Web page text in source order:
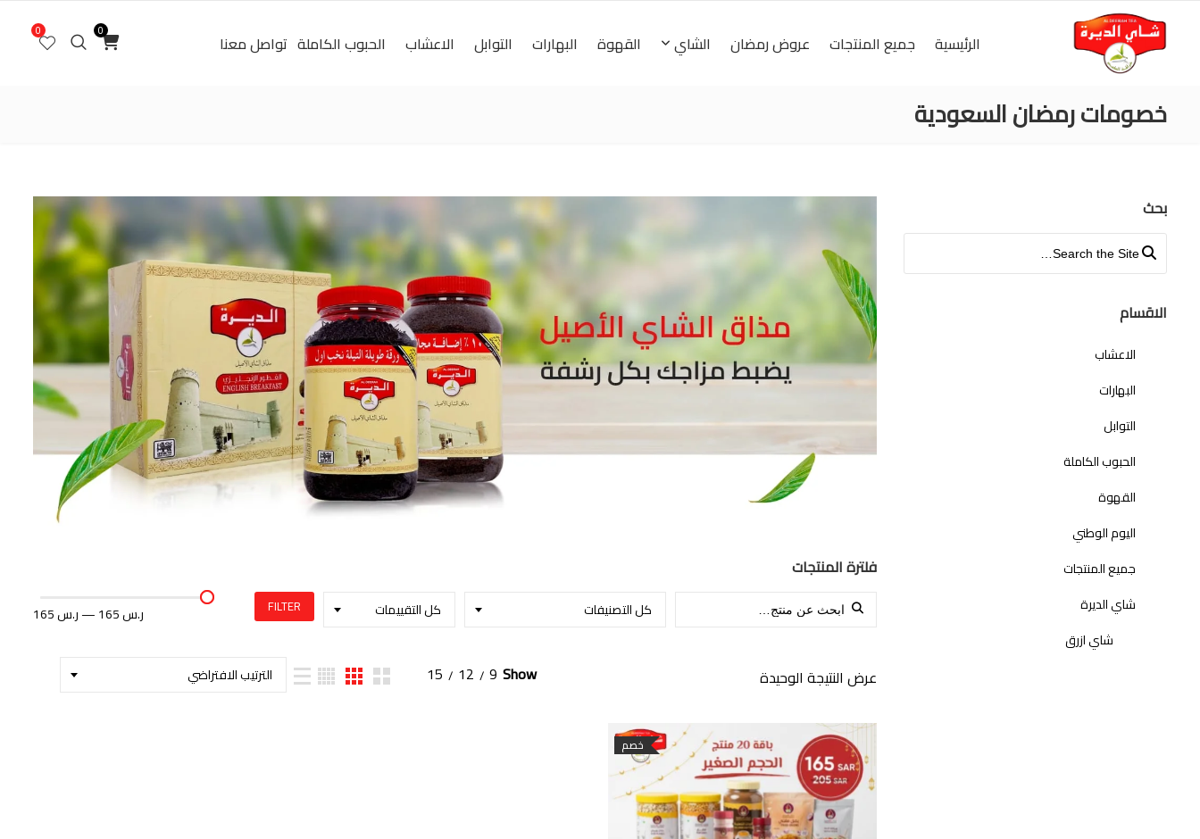
الرئيسية جميع المنتجات عروض رمضان الشاي القهوة البهارات التوابل الاعشاب الحبوب الكاملة تواصل معنا 0
0
خصومات رمضان السعودية
فلترة المنتجات
Search for:
كل التصنيفات كل التقييمات 165 ر.س— 165 ر.س FILTER
عرض النتيجة الوحيدة Show
9
12
15 الترتيب الافتراضي
خصم
بحث
Search for:
الاقسام
الاعشاب
البهارات
التوابل
الحبوب الكاملة
القهوة
اليوم الوطني
جميع المنتجات
شاي الديرة
شاي ازرق